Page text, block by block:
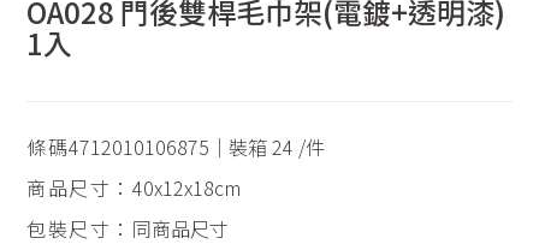
OA028 門後雙桿毛巾架(電鍍+透明漆)
1入
條碼4712010106875｜裝箱 24 /件
商品尺寸： 40x12x18cm
包裝尺寸： 同商品尺寸